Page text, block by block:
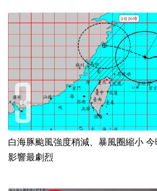
白海豚颱風強度稍減、暴風圈縮小
影響最劇烈